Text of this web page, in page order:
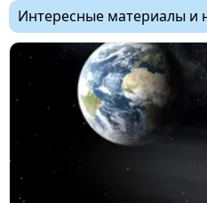
Интересные материалы и